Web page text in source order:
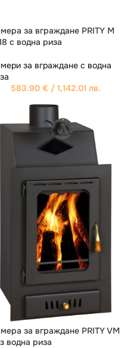
за вграждане PRITY M
с водна риза
за вграждане с водна
583.90 € / 1,142.01 лв.
за вграждане PRITY VM
водна риза